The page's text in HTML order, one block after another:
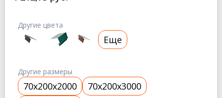
Другие цвета
Еще
Другие размеры
70x200x2000
70x200x3000